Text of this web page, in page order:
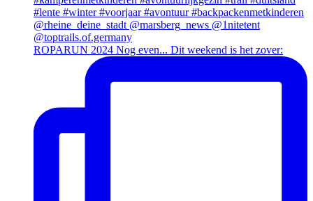
ROPARUN 2024 Nog even... Dit weekend is het zover: